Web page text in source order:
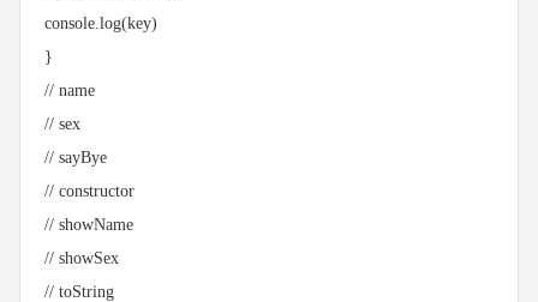
console.log(key)
}
// name
// sex
// sayBye
// constructor
// showName
// showSex
// toString